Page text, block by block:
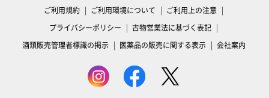
ご利用規約 ご利用環境について
ご利用上の注意
プライバシーポリシー
古物営業法に基づく表記
酒類販売管理者標識の掲示
医薬品の販売に関する表示 会社案内